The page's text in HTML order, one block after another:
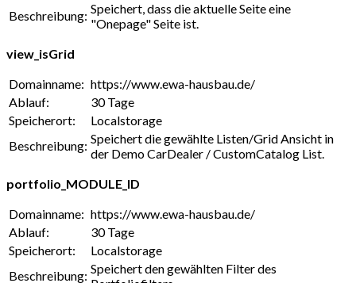
Beschreibung: Speichert, dass die aktuelle Seite eine
"Onepage" Seite ist.
view_isGrid
Domainname: https://www.ewa-hausbau.de/
Ablauf:
30 Tage
Speicherort:
Localstorage
Beschreibung: Speichert die gewählte Listen/Grid Ansicht in
der Demo CarDealer / CustomCatalog List.
portfolio_MODULE_ID
Domainname: https://www.ewa-hausbau.de/
Ablauf:
30 Tage
Speicherort:
Localstorage
Beschreibung: Speichert den gewählten Filter des